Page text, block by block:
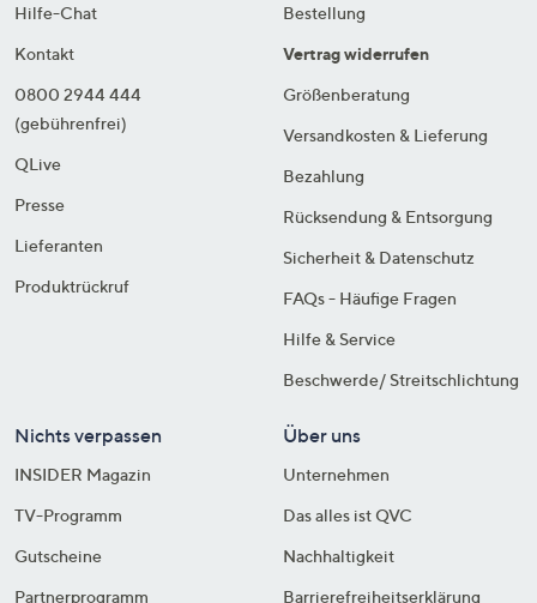
Hilfe-Chat
Kontakt
0800 2944 444
(gebührenfrei)
QLive
Presse
Lieferanten
Produktrückruf
Bestellung
Vertrag widerrufen
Größenberatung
Versandkosten & Lieferung
Bezahlung
Rücksendung & Entsorgung
Sicherheit & Datenschutz
FAQs - Häufige Fragen
Hilfe & Service
Beschwerde/ Streitschlichtung
Nichts verpassen
INSIDER Magazin
TV-Programm
Gutscheine
Partnerprogramm
Über uns
Unternehmen
Das alles ist QVC
Nachhaltigkeit
Barrierefreiheitserklärung